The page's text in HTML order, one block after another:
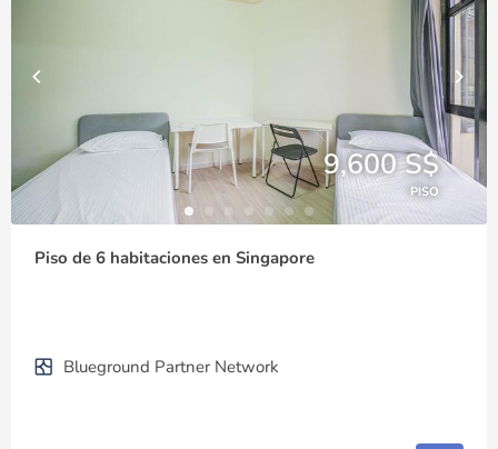
9,600 S$
PISO
Piso de 6 habitaciones en Singapore
Blueground Partner Network